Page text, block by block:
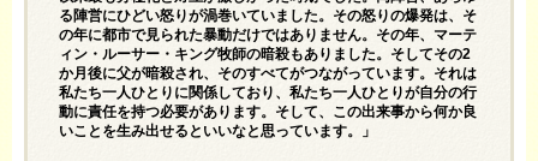
る陣営にひどい怒りが渦巻いていました。その怒りの爆発は、そ
の年に都市で見られた暴動だけではありません。その年、マーテ
ィン・ルーサー・キング牧師の暗殺もありました。そしてその2
か月後に父が暗殺され、そのすべてがつながっています。それは
私たち一人ひとりに関係しており、私たち一人ひとりが自分の行
動に責任を持つ必要があります。そして、この出来事から何か良
いことを生み出せるといいなと思っています。」